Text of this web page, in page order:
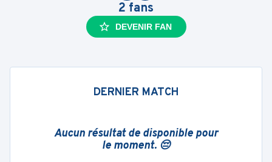
2 fans
DEVENIR FAN
DERNIER MATCH
Aucun résultat de disponible pour
le moment. 😔